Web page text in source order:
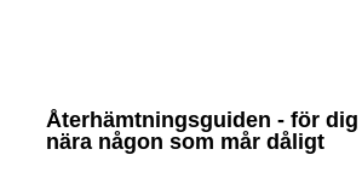
Återhämtningsguiden - för
nära någon som mår dåligt